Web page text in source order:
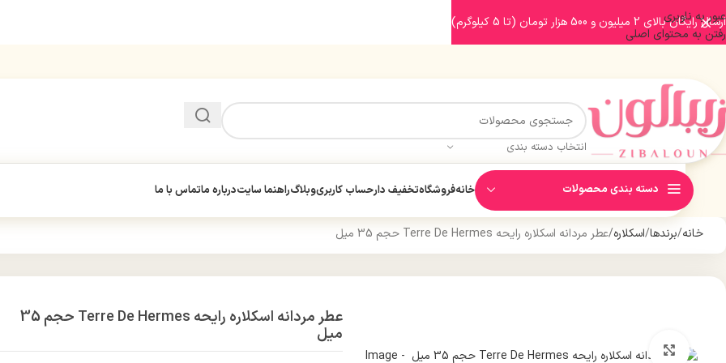
عبور به ناوبری
رفتن به محتوای اصلی
انتخاب دسته بندی
دسته بندی محصولات خانهفروشگاهتخفیف دارحساب کاربریوبلاگراهنما سایتدرباره ماتماس با ما
خانه برندها اسکلاره عطر مردانه اسکلاره رایحه Terre De Hermes حجم 35 میل
بزرگنمایی تصویر
عطر مردانه اسکلاره رایحه Terre De Hermes حجم 35
میل
ارسال رایگان بالای 2 میلیون و 500 هزار تومان (تا 5 کیلوگرم)